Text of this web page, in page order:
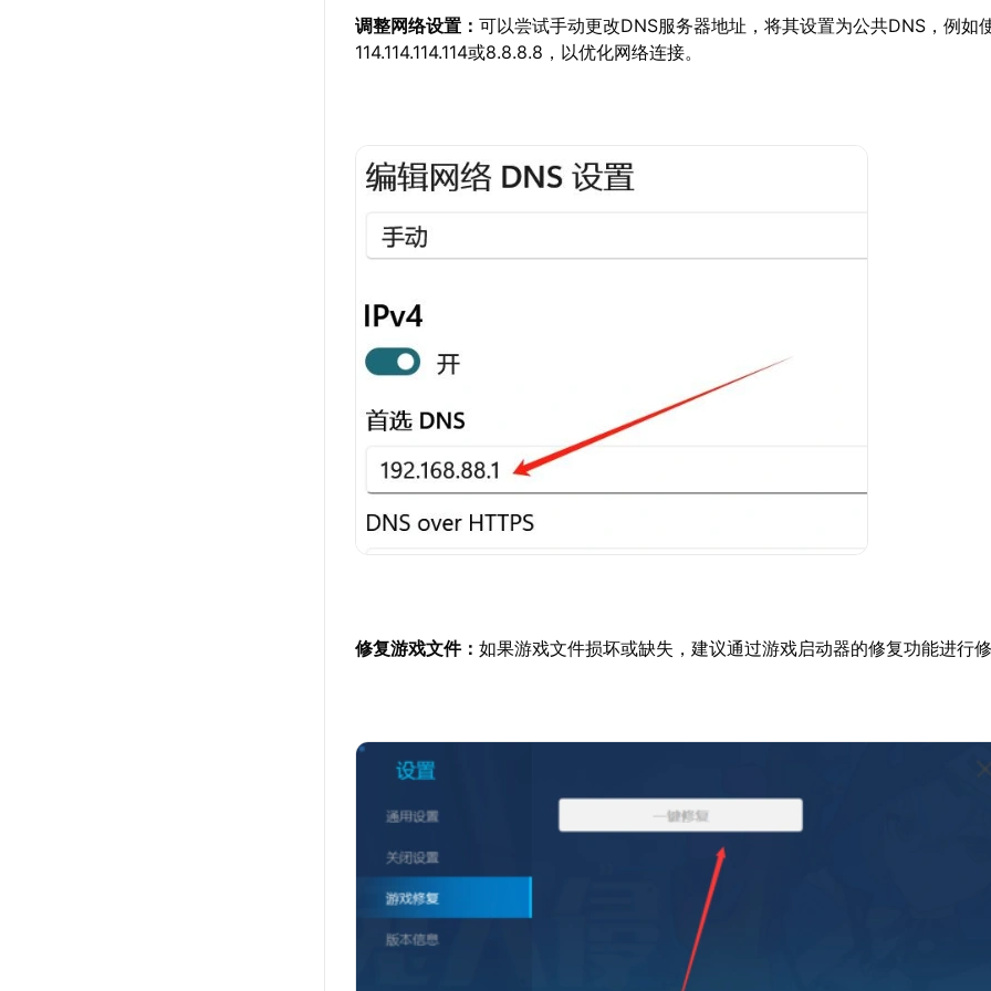
调整网络设置：可以尝试手动更改DNS服务器地址，将其设置为公共DNS，例如
114.114.114.114或8.8.8.8，以优化网络连接。
修复游戏文件：如果游戏文件损坏或缺失，建议通过游戏启动器的修复功能进行